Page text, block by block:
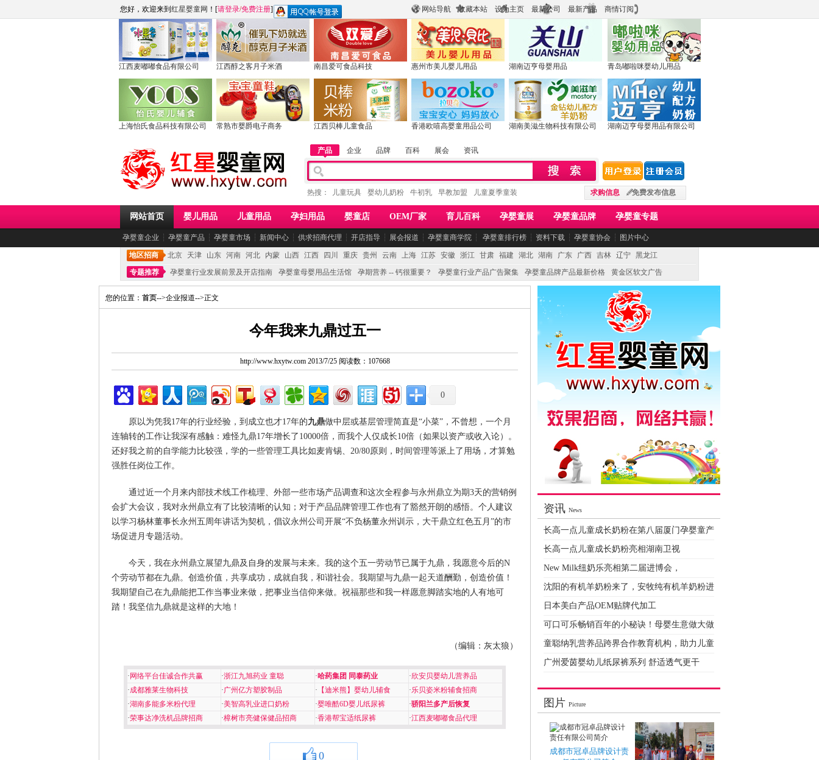
网站导航 收藏本站 设为主页 最新公司 最新产品 商情订阅
您好，欢迎来到 红星婴童网 ！[请登录/免费注册]
江西麦嘟嘟食品有限公司 江西醇之客月子米酒 南昌爱可食品科技 惠州市美儿婴儿用品 湖南迈亨母婴用品 青岛嘟啦咪婴幼儿用品
上海怡氏食品科技有限公司 常熟市婴爵电子商务 江西贝棒儿童食品 香港欧嘻高婴童用品公司 湖南美滋生物科技有限公司 湖南迈亨母婴用品有限公司
产品 企业 品牌 百科 展会 资讯
求购信息 免费发布信息
热搜： 儿童玩具 婴幼儿奶粉 牛初乳 早教加盟 儿童夏季童装
网站首页 婴儿用品 儿童用品 孕妇用品 婴童店 OEM厂家 育儿百科 孕婴童展 孕婴童品牌 孕婴童专题
孕婴童企业 ┆ 孕婴童产品 ┆ 孕婴童市场 ┆ 新闻中心 ┆ 供求招商代理 ┆ 开店指导 ┆ 展会报道 ┆ 孕婴童商学院 ┆ 孕婴童排行榜 ┆ 资料下载 ┆ 孕婴童协会 ┆ 图片中心
地区招商 北京 天津 山东 河南 河北 内蒙 山西 江西 四川 重庆 贵州 云南 上海 江苏 安徽 浙江 甘肃 福建 湖北 湖南 广东 广西 吉林 辽宁 黑龙江
专题推荐
孕婴童行业发展前景及开店指南 孕婴童母婴用品生活馆 孕期营养 -- 钙很重要？ 孕婴童行业产品广告聚集 孕婴童品牌产品最新价格 黄金区软文广告
您的位置： 首页-->企业报道-->正文
今年我来九鼎过五一
http://www.hxytw.com 2013/7/25 阅读数：107668
0
原以为凭我17年的行业经验，到成立也才17年的九鼎做中层或基层管理简直是“小菜”，不曾想，一个月
连轴转的工作让我深有感触：难怪九鼎17年增长了10000倍，而我个人仅成长10倍（如果以资产或收入论）。
还好我之前的自学能力比较强，学的一些管理工具比如麦肯锡、20/80原则，时间管理等派上了用场，才算勉
强胜任岗位工作。
通过近一个月来内部技术线工作梳理、外部一些市场产品调查和这次全程参与永州鼎立为期3天的营销例
会扩大会议，我对永州鼎立有了比较清晰的认知；对于产品品牌管理工作也有了豁然开朗的感悟。个人建议
以学习杨林董事长永州五周年讲话为契机，倡议永州公司开展“不负杨董永州训示，大干鼎立红色五月”的市
场促进月专题活动。
今天，我在永州鼎立展望九鼎及自身的发展与未来。我的这个五一劳动节已属于九鼎，我愿意今后的N
个劳动节都在九鼎。创造价值，共享成功，成就自我，和谐社会。我期望与九鼎一起天道酬勤，创造价值！
我期望自己在九鼎能把工作当事业来做，把事业当信仰来做。祝福那些和我一样愿意脚踏实地的人有地可
踏！我坚信九鼎就是这样的大地！
（编辑：灰太狼）
· 网络平台佳诚合作共赢 ·浙江九旭药业 童聪 ·哈药集团 同泰药业 ·欣安贝婴幼儿营养品
·成都雅莱生物科技 ·广州亿方塑胶制品 · 【迪米熊】婴幼儿辅食 ·乐贝姿米粉辅食招商
·湖南多能多米粉代理 ·美智高乳业进口奶粉 ·婴唯酷6D婴儿纸尿裤 ·骄阳兰多产后恢复
·荣事达净洗机品牌招商 ·樟树市亮健保健品招商 ·香港帮宝适纸尿裤 ·江西麦嘟嘟食品代理
0
资讯 News
长高一点儿童成长奶粉在第八届厦门孕婴童产
长高一点儿童成长奶粉亮相湖南卫视
New Milk纽奶乐亮相第二届进博会，
沈阳的有机羊奶粉来了，安牧纯有机羊奶粉进
日本美白产品OEM贴牌代加工
可口可乐畅销百年的小秘诀！母婴生意做大做
童聪纳乳营养品跨界合作教育机构，助力儿童
广州爱茵婴幼儿纸尿裤系列 舒适透气更干
图片 Picture
成都市冠卓品牌设计责